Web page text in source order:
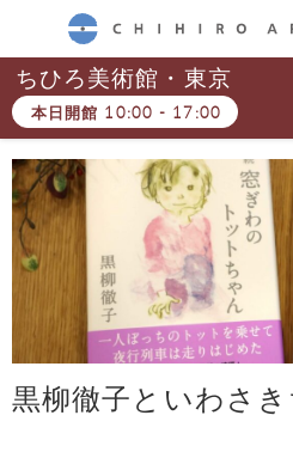
CHIHIRO ART MUSEUM
ちひろ美術館・東京
本日開館 10:00 - 17:00
黒柳徹子といわさ